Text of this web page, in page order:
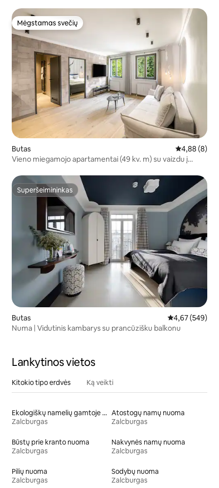
Mėgstamas svečių
Mėgstamas svečių
Butas Vidutinis
4,88 (8)
Vieno miegamojo apartamentai (49 kv. m) su vaizdu į
Superšeimininkas
Superšeimininkas
Butas Vidutinis
4,67 (549)
Numa | Vidutinis kambarys su prancūzišku balkonu
Lankytinos vietos
Kitokio tipo erdvės Ką veikti
Ekologiškų namelių gamtoje nuoma
Zalcburgas
Atostogų namų nuoma
Zalcburgas
Būstų prie kranto nuoma
Zalcburgas
Nakvynės namų nuoma
Zalcburgas
Pilių nuoma
Zalcburgas
Sodybų nuoma
Zalcburgas